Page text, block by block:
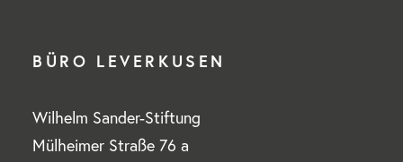
BÜRO LEVERKUSEN
Wilhelm Sander-Stiftung
Mülheimer Straße 76 a